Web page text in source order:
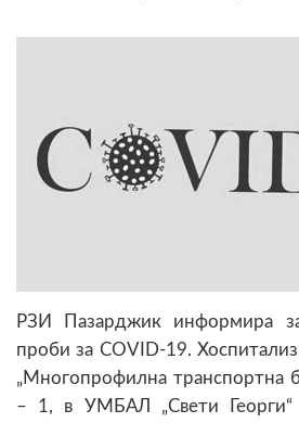
РЗИ Пазарджик информира
проби за COVID-19.
„Многопрофилна транспортна
– 1, в УМБАЛ „Свети